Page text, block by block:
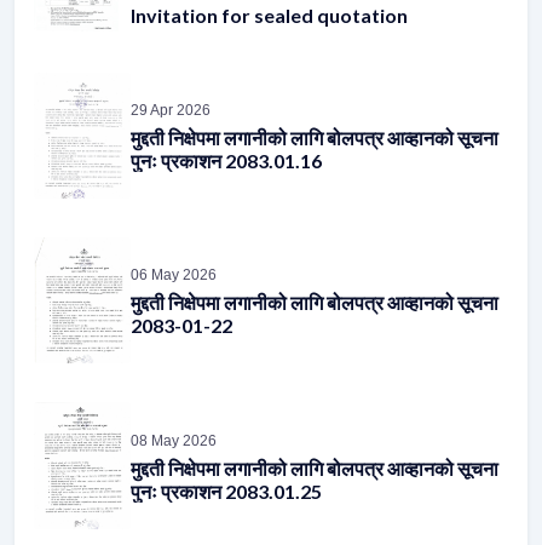
Invitation for sealed quotation
29 Apr 2026
मुद्दती निक्षेपमा लगानीको लागि बोलपत्र आव्हानको सूचना
पुनः प्रकाशन 2083.01.16
06 May 2026
मुद्दती निक्षेपमा लगानीको लागि बोलपत्र आव्हानको सूचना
2083-01-22
मुद्दती निक्षेपमा लगानीको लागि बोलपत्र आव्हानको सूचना
पुनः प्रकाशन 2083.01.25